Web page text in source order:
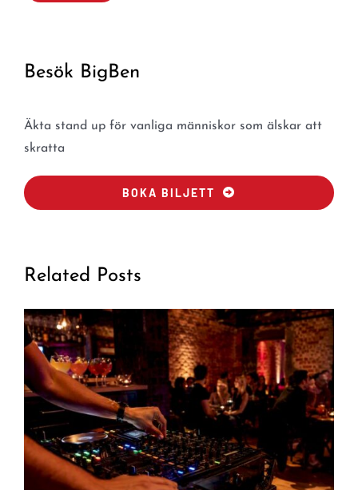
Besök BigBen
Äkta stand up för vanliga människor som älskar att
skratta
BOKA BILJETT
Related Posts